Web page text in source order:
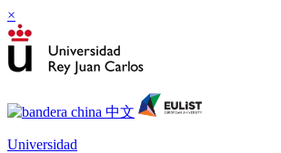
×
Universidad